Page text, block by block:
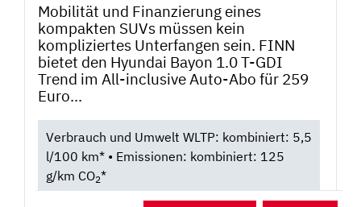
Mobilität und Finanzierung eines
kompakten SUVs müssen kein
kompliziertes Unterfangen sein. FINN
bietet den Hyundai Bayon 1.0 T-GDI
Trend im All-inclusive Auto-Abo für 259
Euro...
Verbrauch und Umwelt WLTP: kombiniert: 5,5
l/100 km* • Emissionen: kombiniert: 125
g/km CO2*